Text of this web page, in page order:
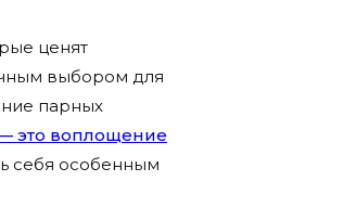
ценят
выбором для
парных
это воплощение
себя особенным